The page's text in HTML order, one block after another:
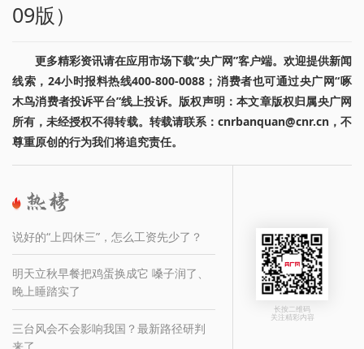
09版）
更多精彩资讯请在应用市场下载“央广网”客户端。欢迎提供新闻
线索，24小时报料热线400-800-0088；消费者也可通过央广网“啄
木鸟消费者投诉平台”线上投诉。版权声明：本文章版权归属央广网
所有，未经授权不得转载。转载请联系：cnrbanquan@cnr.cn，不
尊重原创的行为我们将追究责任。
说好的“上四休三”，怎么工资先少了？
明天立秋早餐把鸡蛋换成它 嗓子润了、
晚上睡踏实了
三台风会不会影响我国？最新路径研判
长按二维码
关注精彩内容